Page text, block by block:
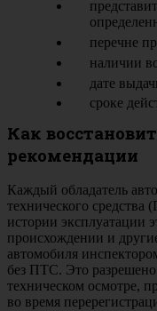
перечне
наличии
дате
сроке
Как
рекомендации
Каждый обладатель
технического
истории эксплуатации
происхождении и
автомобиля
без ПТС. Это
техническом осмотре,
во время